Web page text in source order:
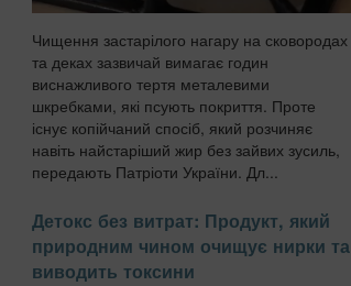
Чищення застарілого нагару на сковородах
та деках зазвичай вимагає годин
виснажливого тертя металевими
шкребками, які псують покриття. Проте
існує копійчаний спосіб, який розчиняє
навіть найстаріший жир без зайвих зусиль,
передають Патріоти України. Дл...
Детокс без витрат: Продукт, який
природним чином очищує нирки та
виводить токсини